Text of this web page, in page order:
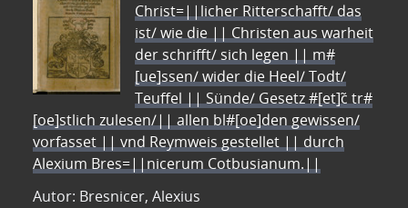
Christ=||licher Ritterschafft/ das
ist/ wie die || Christen aus warheit
der schrifft/ sich legen || m#
[ue]ssen/ wider die Heel/ Todt/
Teuffel || Sünde/ Gesetz #[et]c̃ tr#
[oe]stlich zulesen/|| allen bl#[oe]den gewissen/
vorfasset || vnd Reymweis gestellet || durch
Alexium Bres=||nicerum Cotbusianum.||
Autor: Bresnicer, Alexius